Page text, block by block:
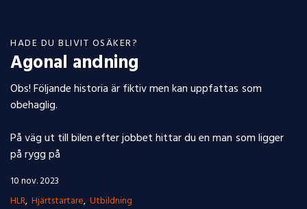
HADE DU BLIVIT OSÄKER?
Agonal andning
Obs! Följande historia är fiktiv men kan uppfattas som
obehaglig.
På väg ut till bilen efter jobbet hittar du en man som ligger
på rygg på
10 nov. 2023
HLR Hjärtstartare Utbildning